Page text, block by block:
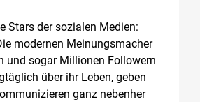
Stars der sozialen Medien:
modernen Meinungsmacher
und sogar Millionen Followern
über ihr Leben, geben
ganz nebenher